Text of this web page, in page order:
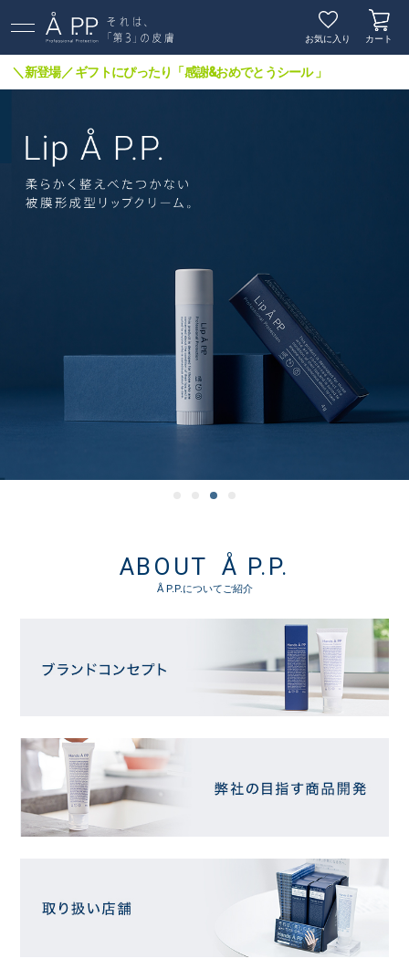
お気に入り カート
＼新登場／ ギフトにぴったり「感謝&おめでとうシール 」
ABOUT Å P.P.
Å P.P.についてご紹介